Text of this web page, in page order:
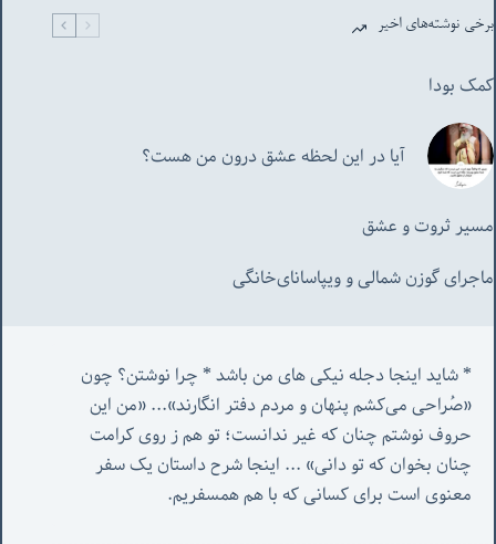
برخی نوشته‌های اخیر
کمک بودا
آیا در این لحظه عشق درون من هست؟
مسیر ثروت و عشق
ماجرای گوزن شمالی و‌ ویپاسانای‌خانگی
«صُراحی می‌کشم پنهان‌ و مردم‌ دفتر انگارند»... «
چنان بخوان که تو دانی» ...
معنوی است برای کسانی که با هم همسفریم.